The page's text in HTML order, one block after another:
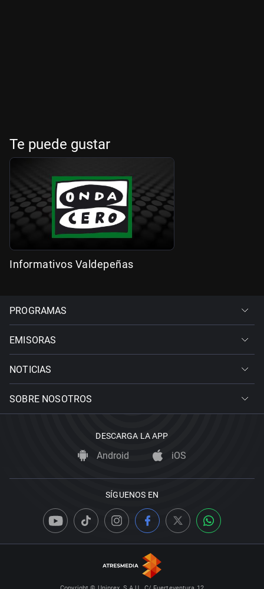
Te puede gustar
Informativos Valdepeñas
PROGRAMAS
EMISORAS
NOTICIAS
SOBRE NOSOTROS
DESCARGA LA APP
Android iOS
SÍGUENOS EN